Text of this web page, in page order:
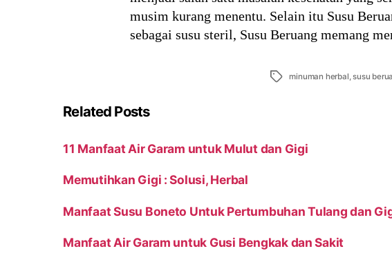
musim kurang menentu. Selain itu Susu
sebagai susu steril, Susu Beruang memang
Tags minuman herbal ,susu
Related Posts
11 Manfaat Air Garam untuk Mulut dan Gigi
Memutihkan Gigi : Solusi, Herbal
Manfaat Susu Boneto Untuk Pertumbuhan Tulang dan
Manfaat Air Garam untuk Gusi Bengkak dan Sakit